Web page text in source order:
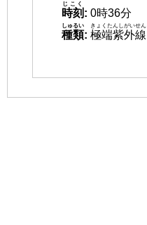
時刻
じこく
: 0時36分
種類
しゅるい
: 極端紫外線
きょくたんしがいせん